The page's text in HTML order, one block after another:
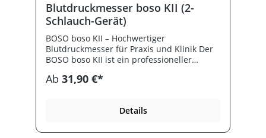
Blutdruckmesser boso KII (2-
Schlauch-Gerät)
BOSO boso KII – Hochwertiger
Blutdruckmesser für Praxis und Klinik Der
BOSO boso KII ist ein professioneller
Messmechanik und ergonomischem
durch Zuverlässigkeit, einfache
in Germany“. Produktbeschreibung Der
Ab 31,90 €*
Details